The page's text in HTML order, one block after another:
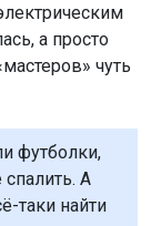
–
даже
тяжёлой.